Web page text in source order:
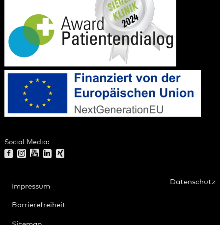
Social Media:
Impressum
Datenschutz
Barrierefreiheit